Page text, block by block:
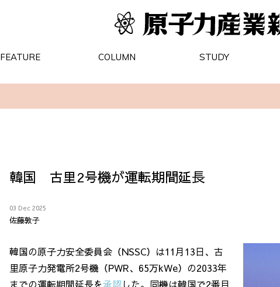
FEATURE COLUMN STUDY
韓国 古里2号機が運転期間延長
03 Dec 2025
佐藤敦子
韓国の原子力安全委員会（NSSC）は11月13日、古
里原子力発電所2号機（PWR、 65万kWe）の2033年
までの運転期間延長を承認した。同機は韓国で2番目